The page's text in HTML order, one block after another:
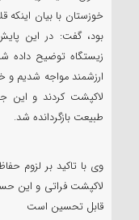
خوزستان با بیان
بود، گفت: در این
زیستگاه توضیح داده
ارزشمند مواجه شدیم و
لاکپشت کردند و این
طبیعت بازگردانده شد.
وی با تاکید بر لزوم
لاکپشت فراتی و این
قابل تحسین است